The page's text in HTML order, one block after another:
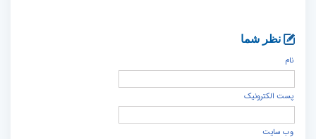
نظر شما
نام
پست الكترونيک
وب سایت